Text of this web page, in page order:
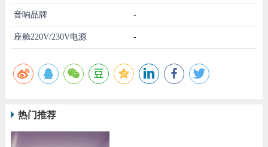
音响品牌 -
座舱220V/230V电源 -
热门推荐